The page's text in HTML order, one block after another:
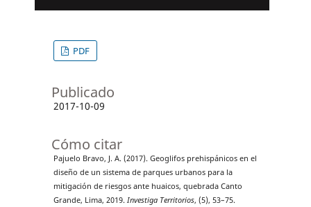
PDF
Publicado
2017-10-09
Cómo citar
Pajuelo Bravo, J. A. (2017). Geoglifos prehispánicos en el
diseño de un sistema de parques urbanos para la
mitigación de riesgos ante huaicos, quebrada Canto
Grande, Lima, 2019. Investiga Territorios, (5), 53–75.